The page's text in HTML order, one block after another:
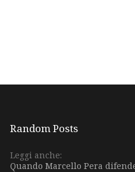
Random Posts
Leggi anche:
Quando Marcello Pera